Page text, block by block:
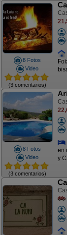
8 Fotos
Video
(3 comentarios)
8 Fotos
Video
(3 comentarios)
en
y